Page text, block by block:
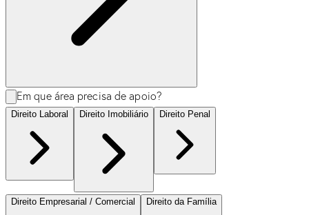
Em que área precisa de apoio?
Direito Laboral Direito Imobiliário Direito Penal
Direito Empresarial / Comercial Direito da Família